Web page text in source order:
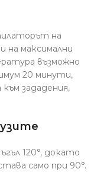
на
на максимални
възможно
20 минути,
зададения,
120°, докато
само при 90°.